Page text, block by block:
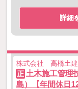
詳細
株式会社 高橋土建
正 土木施工管理
島）【年間休日